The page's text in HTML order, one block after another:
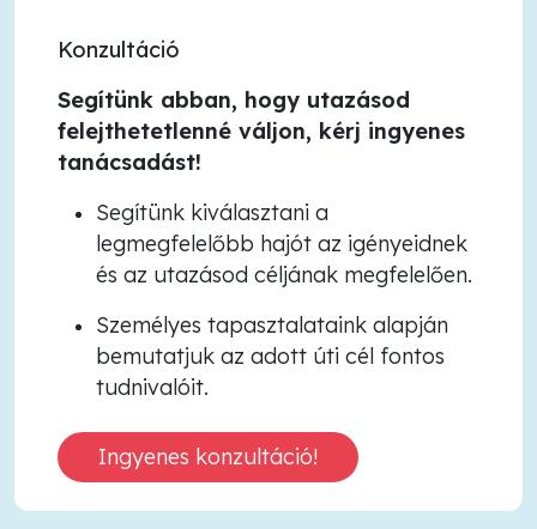
Konzultáció
Segítünk abban, hogy utazásod
felejthetetlenné váljon, kérj ingyenes
tanácsadást!
Segítünk kiválasztani a
legmegfelelőbb hajót az igényeidnek
és az utazásod céljának megfelelően.
Személyes tapasztalataink alapján
bemutatjuk az adott úti cél fontos
tudnivalóit.
Ingyenes konzultáció!